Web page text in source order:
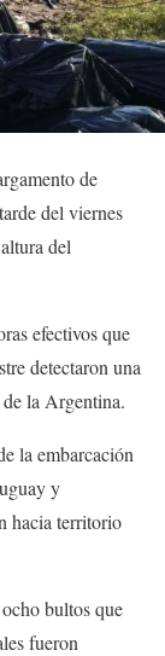
de
del viernes
del
efectivos que
detectaron una
la Argentina.
la embarcación
y
hacia territorio
bultos que
fueron